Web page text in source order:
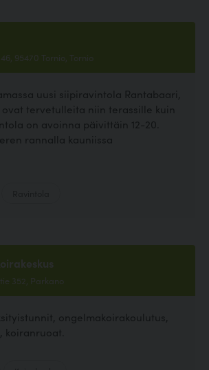
95470 Tornio, Tornio
uusi siipiravintola Rantabaari,
ovat tervetulleita niin terassille kuin
on avoinna päivittäin 12-20.
rannalla kauniissa
352, Parkano
ongelmakoirakoulutus,
koiranruoat.